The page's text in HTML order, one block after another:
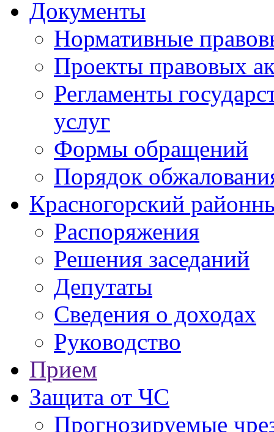
Документы
Нормативные
Проекты правовых
Регламенты
услуг
Формы обращений
Порядок
Красногорский
Распоряжения
Решения заседаний
Депутаты
Сведения о доходах
Руководство
Прием
Защита от ЧС
Прогнозируемые